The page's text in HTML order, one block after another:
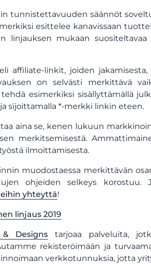
tunnistettavuuden säännöt
esittelee kanavissaan
linjauksen mukaan
affiliate-linkit, joiden
on selvästi merkittävä
esimerkiksi sisällyttämällä
sijoittamalla *-merkki linkin eteen.
aina se, kenen lukuun
merkitsemisestä.
ilmoittamisesta.
muodostaessa merkittävän
ohjeiden selkeys
yhteyttä!
linjaus 2019
Designs tarjoaa palveluita,
rekisteröimään ja
verkkotunnuksia, jotta